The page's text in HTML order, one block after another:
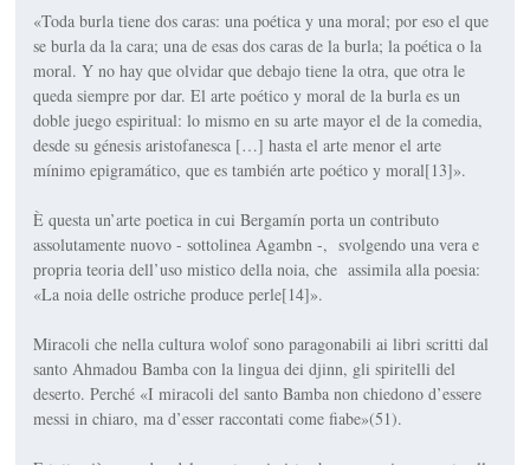
«Toda burla tiene dos caras: una poética y una moral; por eso el que
se burla da la cara; una de esas dos caras de la burla; la poética o la
moral. Y no hay que olvidar que debajo tiene la otra, que otra le
queda siempre por dar. El arte poético y moral de la burla es un
doble juego espiritual: lo mismo en su arte mayor el de la comedia,
desde su génesis aristofanesca […] hasta el arte menor el arte
mínimo epigramático, que es también arte poético y moral[13]».
È questa un’arte poetica in cui Bergamín porta un contributo
assolutamente nuovo - sottolinea Agambn -, svolgendo una vera e
propria teoria dell’uso mistico della noia, che assimila alla poesia:
«La noia delle ostriche produce perle[14]».
Miracoli che nella cultura wolof sono paragonabili ai libri scritti dal
santo Ahmadou Bamba con la lingua dei djinn, gli spiritelli del
deserto. Perché «I miracoli del santo Bamba non chiedono d’essere
messi in chiaro, ma d’esser raccontati come fiabe»(51).